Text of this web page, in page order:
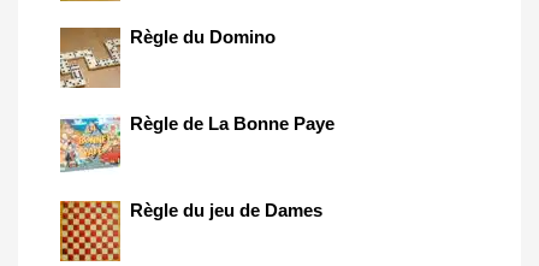
Règle du Domino
Règle de La Bonne Paye
Règle du jeu de Dames